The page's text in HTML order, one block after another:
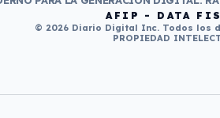
AFIP - DATA
© 2026 Diario Digital Inc. Todos los
PROPIEDAD